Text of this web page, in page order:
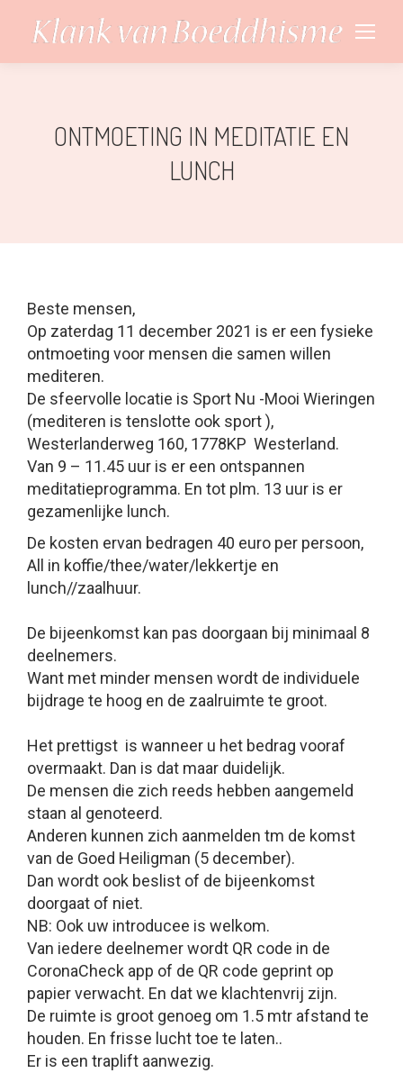
ONTMOETING IN MEDITATIE EN
LUNCH
Beste mensen,
Op zaterdag 11 december 2021 is er een fysieke
ontmoeting voor mensen die samen willen
mediteren.
De sfeervolle locatie is Sport Nu -Mooi Wieringen
(mediteren is tenslotte ook sport ),
Westerlanderweg 160, 1778KP Westerland.
Van 9 – 11.45 uur is er een ontspannen
meditatieprogramma. En tot plm. 13 uur is er
gezamenlijke lunch.
De kosten ervan bedragen 40 euro per persoon,
All in koffie/thee/water/lekkertje en
lunch//zaalhuur.
De bijeenkomst kan pas doorgaan bij minimaal 8
deelnemers.
Want met minder mensen wordt de individuele
bijdrage te hoog en de zaalruimte te groot.
Het prettigst is wanneer u het bedrag vooraf
overmaakt. Dan is dat maar duidelijk.
De mensen die zich reeds hebben aangemeld
staan al genoteerd.
Anderen kunnen zich aanmelden tm de komst
van de Goed Heiligman (5 december).
Dan wordt ook beslist of de bijeenkomst
doorgaat of niet.
NB: Ook uw introducee is welkom.
Van iedere deelnemer wordt QR code in de
CoronaCheck app of de QR code geprint op
papier verwacht. En dat we klachtenvrij zijn.
De ruimte is groot genoeg om 1.5 mtr afstand te
houden. En frisse lucht toe te laten..
Er is een traplift aanwezig.